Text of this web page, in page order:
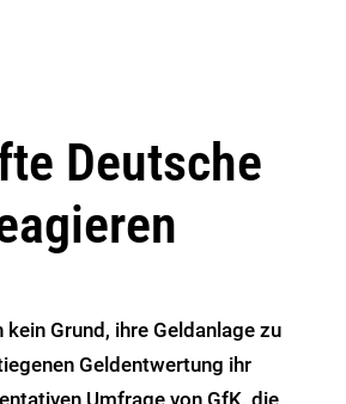
Deutsche
Grund, ihre Geldanlage zu
Geldentwertung ihr